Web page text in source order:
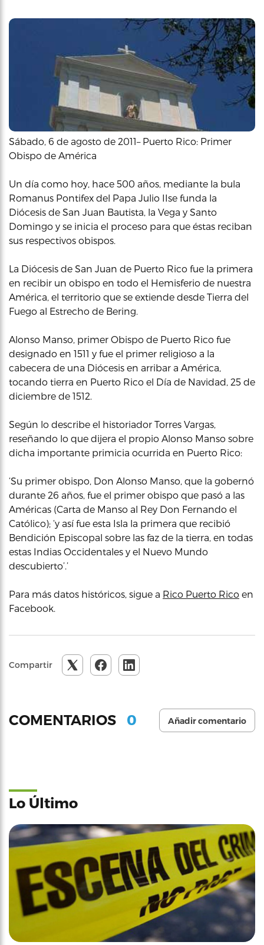
Sábado, 6 de agosto de 2011– Puerto Rico: Primer
Obispo de América
Un día como hoy, hace 500 años, mediante la bula
Romanus Pontifex del Papa Julio IIse funda la
Diócesis de San Juan Bautista, la Vega y Santo
Domingo y se inicia el proceso para que éstas reciban
sus respectivos obispos.
La Diócesis de San Juan de Puerto Rico fue la primera
en recibir un obispo en todo el Hemisferio de nuestra
América, el territorio que se extiende desde Tierra del
Fuego al Estrecho de Bering.
Alonso Manso, primer Obispo de Puerto Rico fue
designado en 1511 y fue el primer religioso a la
cabecera de una Diócesis en arribar a América,
tocando tierra en Puerto Rico el Día de Navidad, 25 de
diciembre de 1512.
Según lo describe el historiador Torres Vargas,
reseñando lo que dijera el propio Alonso Manso sobre
dicha importante primicia ocurrida en Puerto Rico:
‘Su primer obispo, Don Alonso Manso, que la gobernó
durante 26 años, fue el primer obispo que pasó a las
Américas (Carta de Manso al Rey Don Fernando el
Católico); ‘y así fue esta Isla la primera que recibió
Bendición Episcopal sobre las faz de la tierra, en todas
estas Indias Occidentales y el Nuevo Mundo
descubierto’.’
Para más datos históricos, sigue a Rico Puerto Rico en
Facebook.
Compartir
COMENTARIOS 0 Añadir comentario
Lo Último